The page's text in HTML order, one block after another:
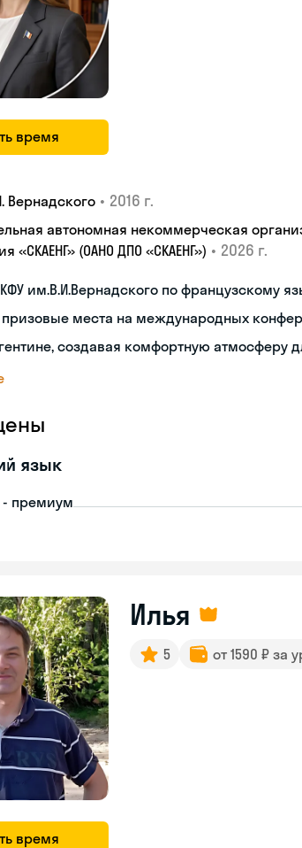
время
Вернадского • 2016 г.
автономная некоммерческая
«СКАЕНГ» (ОАНО ДПО «СКАЕНГ») • 2026 г.
им.В.И.Вернадского по французскому
места на международных
создавая комфортную атмосферу
язык
- премиум
время
Илья
5 от 1590 ₽ за